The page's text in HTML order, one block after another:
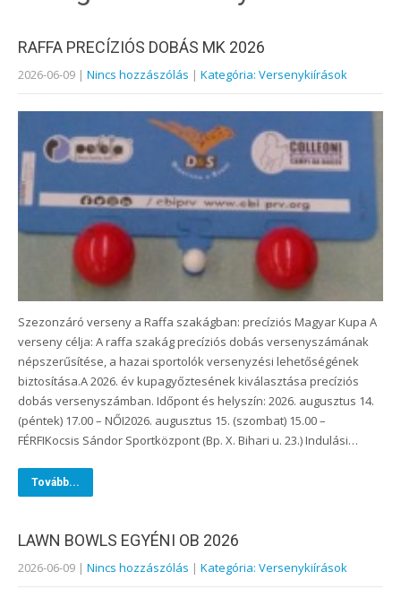
RAFFA PRECÍZIÓS DOBÁS MK 2026
2026-06-09 | Nincs hozzászólás | Kategória: Versenykiírások
Szezonzáró verseny a Raffa szakágban: precíziós Magyar Kupa A
verseny célja: A raffa szakág precíziós dobás versenyszámának
népszerűsítése, a hazai sportolók versenyzési lehetőségének
biztosítása.A 2026. év kupagyőztesének kiválasztása precíziós
dobás versenyszámban. Időpont és helyszín: 2026. augusztus 14.
(péntek) 17.00 – NŐI2026. augusztus 15. (szombat) 15.00 –
FÉRFIKocsis Sándor Sportközpont (Bp. X. Bihari u. 23.) Indulási…
Tovább...
LAWN BOWLS EGYÉNI OB 2026
2026-06-09 | Nincs hozzászólás | Kategória: Versenykiírások